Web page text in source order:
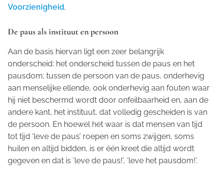
Voorzienigheid.
De paus als instituut en persoon
Aan de basis hiervan ligt een zeer belangrijk
onderscheid: het onderscheid tussen de paus en het
pausdom; tussen de persoon van de paus, onderhevig
aan menselijke ellende, ook onderhevig aan fouten waar
hij niet beschermd wordt door onfeilbaarheid en, aan de
andere kant, het instituut, dat volledig gescheiden is van
de persoon. En hoewel het waar is dat mensen van tijd
tot tijd ‘leve de paus’ roepen en soms zwijgen, soms
huilen en altijd bidden, is er één kreet die altijd wordt
gegeven en dat is ‘leve de paus!’, ‘leve het pausdom!’.